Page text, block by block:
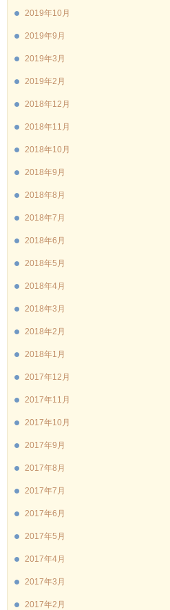
2019年10月
2019年9月
2019年3月
2019年2月
2018年12月
2018年11月
2018年10月
2018年9月
2018年8月
2018年7月
2018年6月
2018年5月
2018年4月
2018年3月
2018年2月
2018年1月
2017年12月
2017年11月
2017年10月
2017年9月
2017年8月
2017年7月
2017年6月
2017年5月
2017年4月
2017年3月
2017年2月